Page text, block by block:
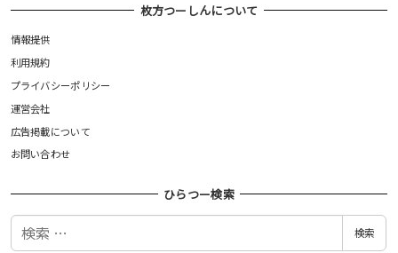
枚方つーしんについて
情報提供
利用規約
プライバシーポリシー
運営会社
広告掲載について
お問い合わせ
ひらつー検索
検
検索